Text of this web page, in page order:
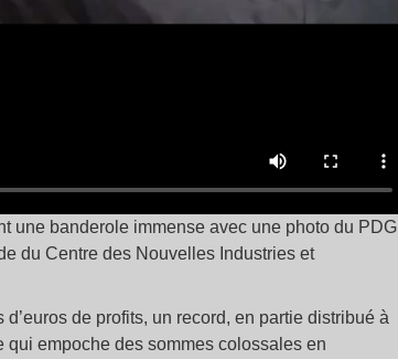
une banderole immense avec une photo du PDG
du Centre des Nouvelles Industries et
de profits, un record, en partie distribué à
qui empoche des sommes colossales en